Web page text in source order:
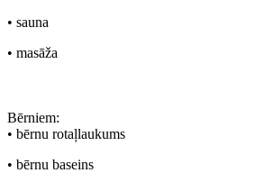
• sauna
• masāža
Bērniem:
• bērnu rotaļlaukums
• bērnu baseins